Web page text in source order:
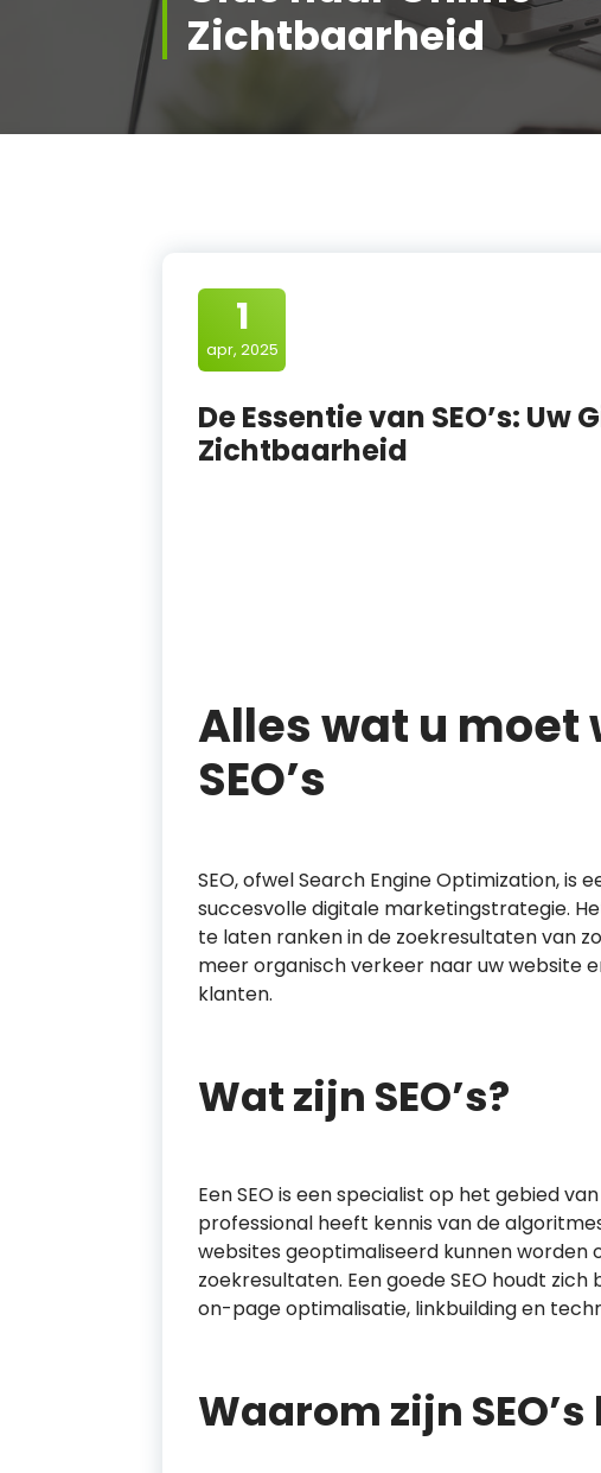
Zichtbaarheid
1
apr, 2025
De Essentie van SEO’s: Uw
Zichtbaarheid
Alles wat u moet
SEO’s
SEO, ofwel Search Engine Optimization, is
succesvolle digitale marketingstrategie.
te laten ranken in de zoekresultaten van
meer organisch verkeer naar uw website
klanten.
Wat zijn SEO’s?
Een SEO is een specialist op het gebied
professional heeft kennis van de
websites geoptimaliseerd kunnen
zoekresultaten. Een goede SEO houdt
on-page optimalisatie, linkbuilding en
Waarom zijn